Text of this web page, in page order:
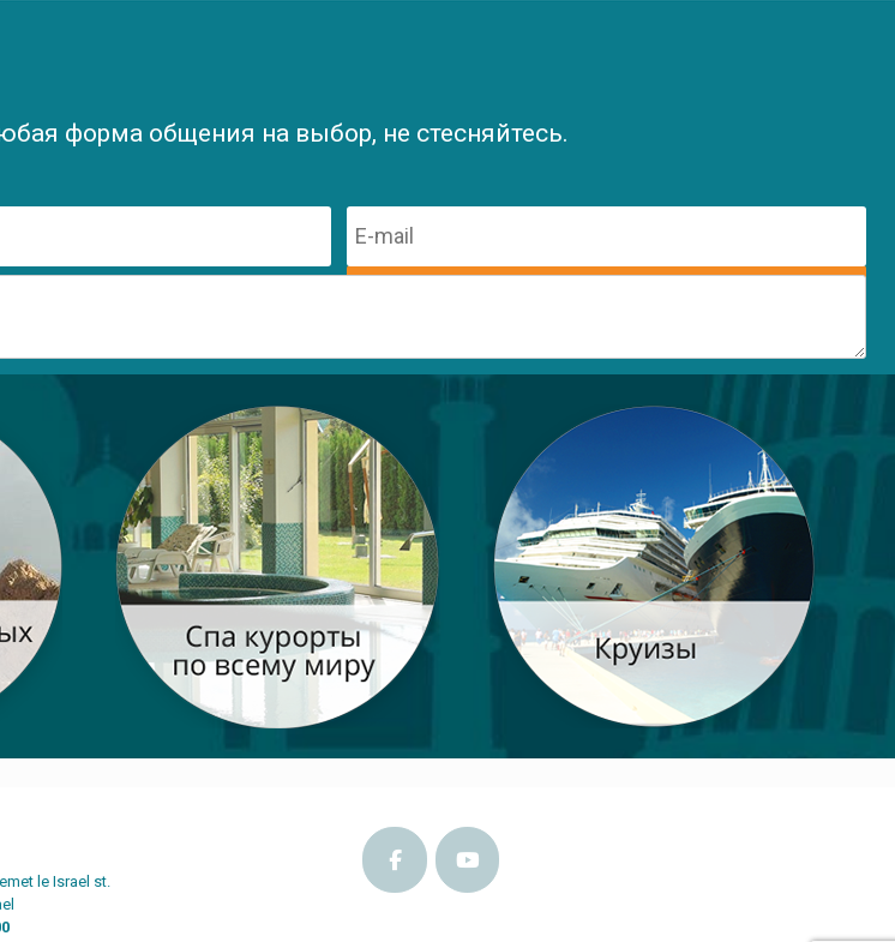
форма общения на выбор, не стесняйтесь.
le Israel st.